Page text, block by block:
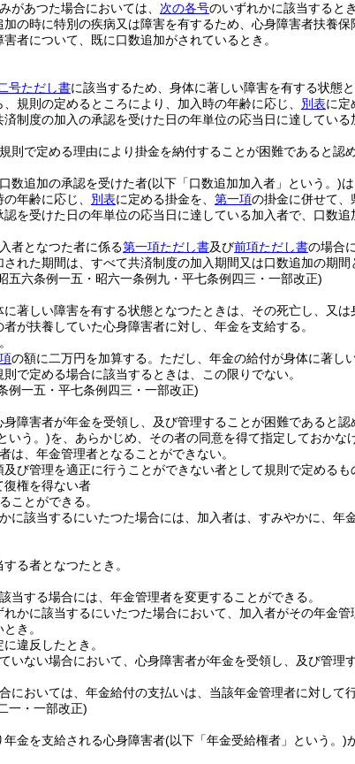
があつた場合においては、 次の各号のいずれかに該当すると
の時に特別の疾病又は障害を有するため、心身障害者扶養保
者について、既に口数追加がされているとき。
号ただし書に該当するため、身体に著しい障害を有する状態
規則の定めるところにより、加入時の年齢に応じ、 別表に定
制度の加入の承認を受けた日の年単位の応当日に達してい
則で定める理由により掛金を納付することが困難であると認
数追加の承認を受けた者(以下「口数追加加入者」という。)
年齢に応じ、 別表に定める掛金を、 第一項の掛金に併せて、
を受けた日の年単位の応当日に達している加入者で、口数
者となつた者に係る第一項ただし書及び前項ただし書の場合
れた期間は、すべて共済制度の加入期間又は口数追加の期間
五六条例一五・昭六一条例九・平七条例四三・一部改正)
著しい障害を有する状態となつたときは、その死亡し、又
が扶養していた心身障害者に対し、年金を支給する。
の額に二万円を加算する。 ただし、年金の給付が身体に著し
で定める場合に該当するときは、この限りでない。
例一五・平七条例四三・一部改正)
障害者が年金を受領し、及び管理することが困難であると
いう。)を、あらかじめ、その者の同意を得て指定しておかな
は、年金管理者となることができない。
び管理を適正に行うことができない者として規則で定めるも
復権を得ない者
ことができる。
に該当するにいたつた場合には、加入者は、すみやかに、年
る者となつたとき。
当する場合には、年金管理者を変更することができる。
れかに該当するにいたつた場合において、加入者がその年金
き。
違反したとき。
いない場合において、心身障害者が年金を受領し、及び管
においては、年金給付の支払いは、当該年金管理者に対して
一・一部改正)
年金を支給される心身障害者(以下「年金受給権者」という。)